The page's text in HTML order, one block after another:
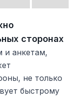
сторонах
и анкетам,
не только
быстрому